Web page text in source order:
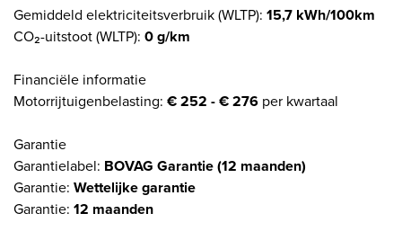
Gemiddeld elektriciteitsverbruik (WLTP): 15,7 kWh/100km
CO₂-uitstoot (WLTP): 0 g/km
Financiële informatie
Motorrijtuigenbelasting: € 252 - € 276 per kwartaal
Garantie
Garantielabel: BOVAG Garantie (12 maanden)
Garantie: Wettelijke garantie
Garantie: 12 maanden